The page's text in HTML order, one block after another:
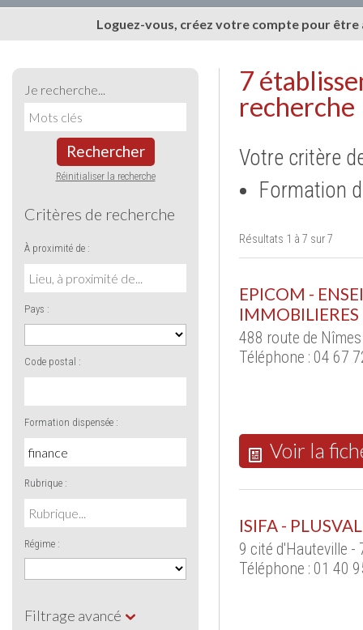
Loguez-vous, créez votre compte pour
Je recherche...
Rechercher
Réinitialiser la recherche
Critères de recherche
À proximité de :
Pays :
Code postal :
Formation dispensée :
Rubrique :
Régime :
Filtrage avancé
7
recherche
Votre critère
Formation
Résultats 1 à 7 sur 7
EPICOM -
488 route de Nîmes
Téléphone : 04 67
Voir la
ISIFA -
9 cité d'Hauteville -
Téléphone : 01 40